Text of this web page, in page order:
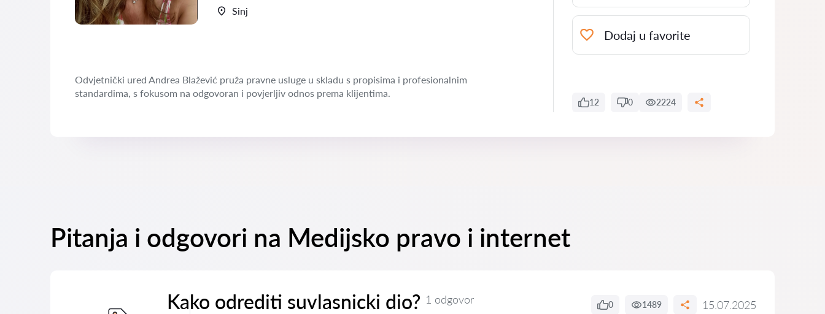
Sinj
Odvjetnički ured Andrea Blažević pruža pravne usluge u skladu s propisima i profesionalnim
standardima, s fokusom na odgovoran i povjerljiv odnos prema klijentima.
Dodaj u favorite
12 0 2224
Pitanja i odgovori na Medijsko pravo i internet
Kako odrediti suvlasnicki dio? 1 odgovor 0 1489 15.07.2025